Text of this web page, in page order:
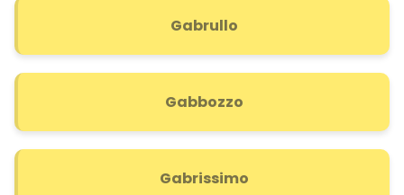
Gabrullo
Gabbozzo
Gabrissimo